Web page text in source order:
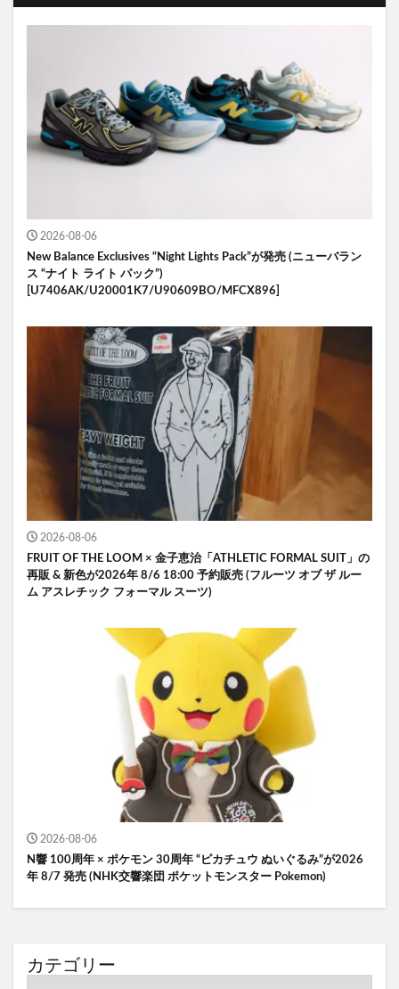
2026-08-06
New Balance Exclusives “Night Lights Pack”が発売 (ニューバラン
ス “ナイト ライト パック”)
[U7406AK/U20001K7/U90609BO/MFCX896]
2026-08-06
FRUIT OF THE LOOM × 金子恵治「ATHLETIC FORMAL SUIT」の
再販 & 新色が2026年 8/6 18:00 予約販売 (フルーツ オブ ザ ルー
ム アスレチック フォーマル スーツ)
2026-08-06
N響 100周年 × ポケモン 30周年 “ピカチュウ ぬいぐるみ”が2026
年 8/7 発売 (NHK交響楽団 ポケットモンスター Pokemon)
カテゴリー